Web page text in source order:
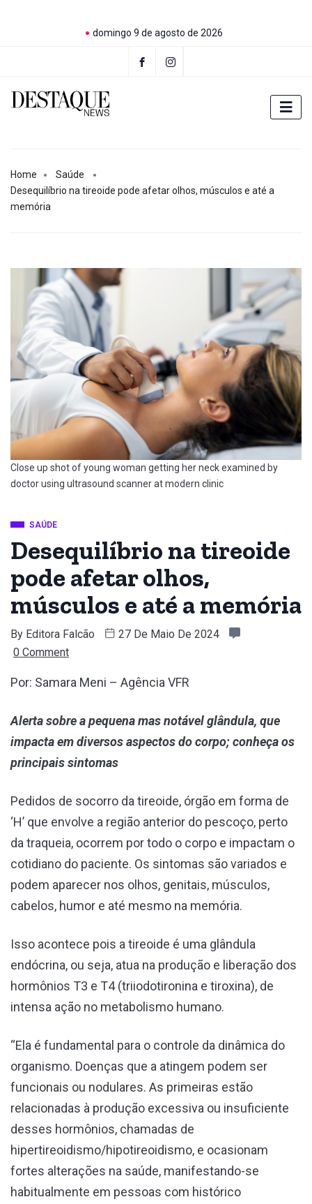
domingo 9 de agosto de 2026
Home
Saúde
Desequilíbrio na tireoide pode afetar olhos, músculos e até a
memória
Close up shot of young woman getting her neck examined by
doctor using ultrasound scanner at modern clinic
SAÚDE
Desequilíbrio na tireoide
pode afetar olhos,
músculos e até a memória
By Editora Falcão
27 De Maio De 2024
0 Comment
Por: Samara Meni – Agência VFR
Alerta sobre a pequena mas notável glândula, que
impacta em diversos aspectos do corpo; conheça os
principais sintomas
Pedidos de socorro da tireoide, órgão em forma de
‘H’ que envolve a região anterior do pescoço, perto
da traqueia, ocorrem por todo o corpo e impactam o
cotidiano do paciente. Os sintomas são variados e
podem aparecer nos olhos, genitais, músculos,
cabelos, humor e até mesmo na memória.
Isso acontece pois a tireoide é uma glândula
endócrina, ou seja, atua na produção e liberação dos
hormônios T3 e T4 (triiodotironina e tiroxina), de
intensa ação no metabolismo humano.
“Ela é fundamental para o controle da dinâmica do
organismo. Doenças que a atingem podem ser
funcionais ou nodulares. As primeiras estão
relacionadas à produção excessiva ou insuficiente
desses hormônios, chamadas de
hipertireoidismo/hipotireoidismo, e ocasionam
fortes alterações na saúde, manifestando-se
habitualmente em pessoas com histórico